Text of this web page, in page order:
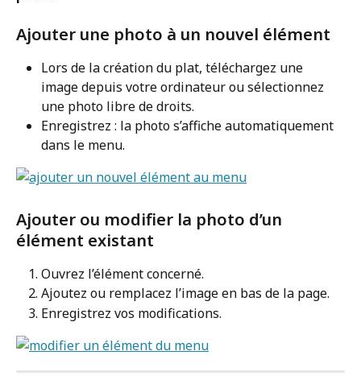
Ajouter une photo à un nouvel élément
Lors de la création du plat, téléchargez une
image depuis votre ordinateur ou sélectionnez
une photo libre de droits.
Enregistrez : la photo s’affiche automatiquement
dans le menu.
Ajouter ou modifier la photo d’un
élément existant
Ouvrez l’élément concerné.
Ajoutez ou remplacez l’image en bas de la page.
Enregistrez vos modifications.